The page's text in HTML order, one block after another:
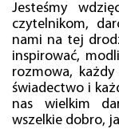
Jesteśmy
czytelnikom,
nami na tej
inspirować,
rozmowa,
świadectwo i
nas wielkim
wszelkie dobro,